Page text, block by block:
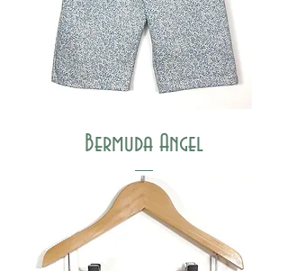
Bermuda Angel